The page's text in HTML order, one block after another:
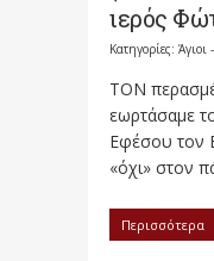
ιερός
Κατηγορίες: Άγιοι
TON
εωρτάσαμε
Eφέσου τον
«όχι» στον
Περισσότερα